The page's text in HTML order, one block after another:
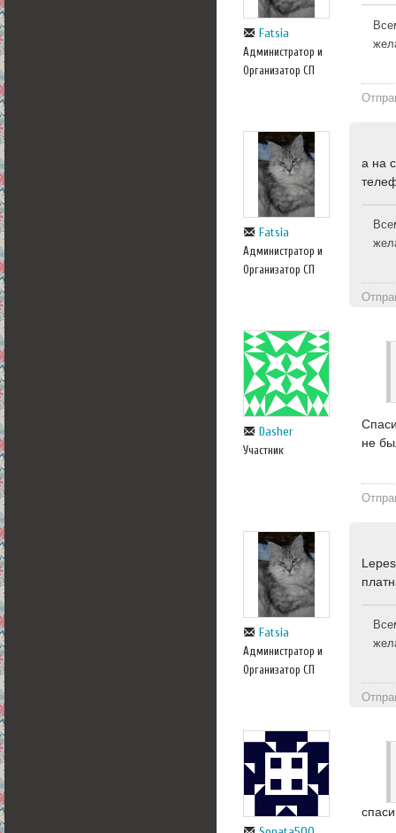
Fatsia
Администратор и
Организатор СП
Fatsia
Администратор и
Организатор СП
а на
Dasher
Участник
не
Fatsia
Администратор и
Организатор СП